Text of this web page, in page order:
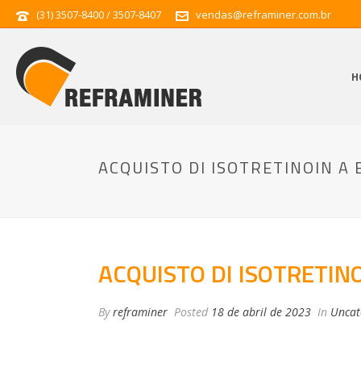
(31) 3507-8400 / 3507-8407 vendas@reframiner.com.br
ACQUISTO DI ISOTRETINOIN A
ACQUISTO DI
Byreframiner Posted 18 de abril de 2023 In